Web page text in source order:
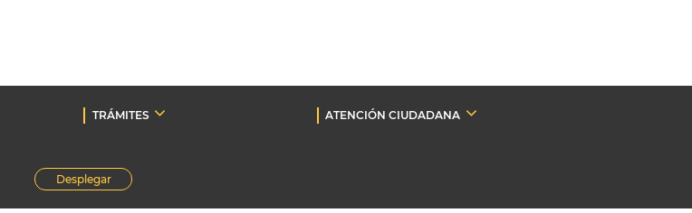
TRÁMITES
ATENCIÓN CIUDADANA
Desplegar